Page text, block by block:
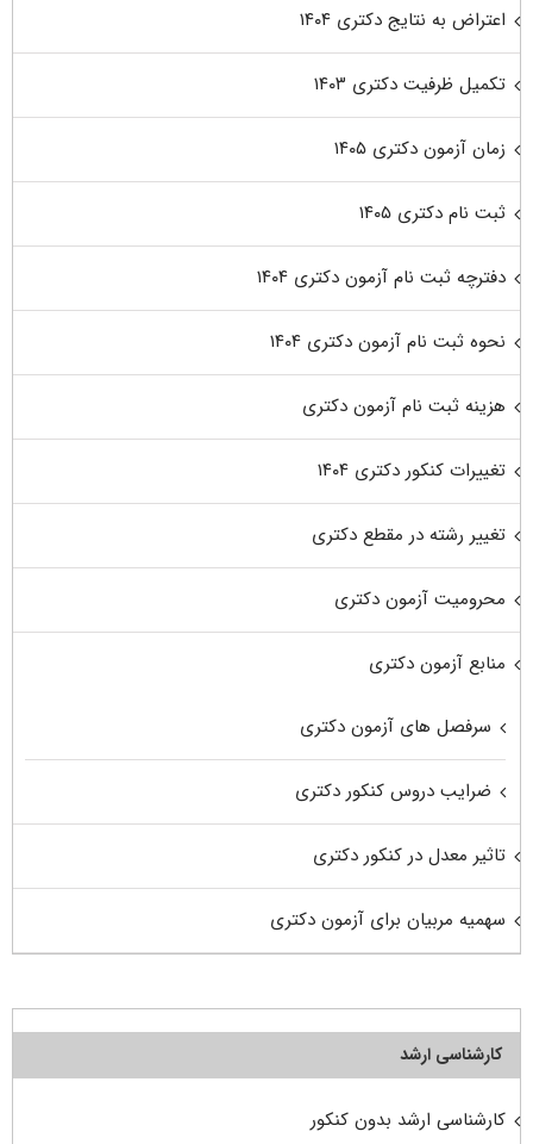
اعتراض به نتایج دکتری ۱۴۰۴
تکمیل ظرفیت دکتری ۱۴۰۳
زمان آزمون دکتری ۱۴۰۵
ثبت نام دکتری ۱۴۰۵
دفترچه ثبت نام آزمون دکتری ۱۴۰۴
نحوه ثبت نام آزمون دکتری ۱۴۰۴
هزینه ثبت نام آزمون دکتری
تغییرات کنکور دکتری ۱۴۰۴
تغییر رشته در مقطع دکتری
محرومیت آزمون دکتری
منابع آزمون دکتری
سرفصل های آزمون دکتری
ضرایب دروس کنکور دکتری
تاثیر معدل در کنکور دکتری
سهمیه مربیان برای آزمون دکتری
کارشناسی ارشد
کارشناسی ارشد بدون کنکور